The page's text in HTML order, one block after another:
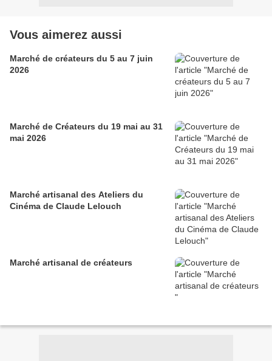
Vous aimerez aussi
Marché de créateurs du 5 au 7 juin
2026
Marché de Créateurs du 19 mai au 31
mai 2026
Marché artisanal des Ateliers du
Cinéma de Claude Lelouch
Marché artisanal de créateurs